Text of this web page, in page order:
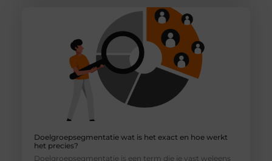
Doelgroepsegmentatie wat is het exact en hoe werkt
het precies?
Doelgroepsegmentatie is een term die je vast weleens